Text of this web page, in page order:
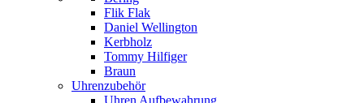
Flik Flak
Daniel Wellington
Kerbholz
Tommy Hilfiger
Braun
Uhrenzubehör
Uhren Aufbewahrung